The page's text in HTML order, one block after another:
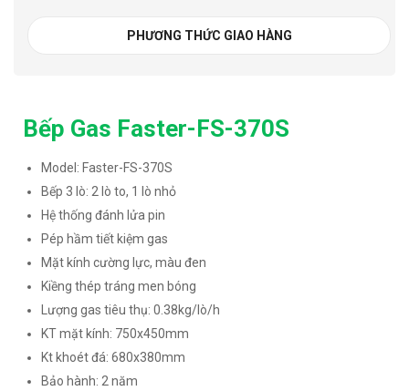
PHƯƠNG THỨC GIAO HÀNG
Bếp Gas Faster-FS-370S
Model: Faster-FS-370S
Bếp 3 lò: 2 lò to, 1 lò nhỏ
Hệ thống đánh lửa pin
Pép hầm tiết kiệm gas
Mặt kính cường lực, màu đen
Kiềng thép tráng men bóng
Lượng gas tiêu thụ: 0.38kg/lò/h
KT mặt kính: 750x450mm
Kt khoét đá: 680x380mm
Bảo hành: 2 năm